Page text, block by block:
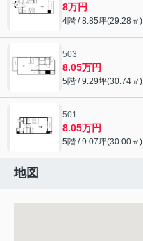
8万円
4階 / 8.85坪(29.28㎡)
503
8.05万円
5階 / 9.29坪(30.74㎡)
501
8.05万円
5階 / 9.07坪(30.00㎡)
地図